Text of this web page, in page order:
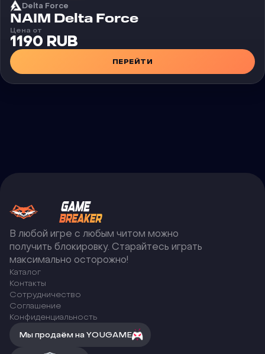
Delta Force
Чит
NAIM Delta Force
Цена от
1190 RUB
ПЕРЕЙТИ
В любой игре с любым читом можно
получить блокировку. Старайтесь играть
максимально осторожно!
Каталог
Контакты
Сотрудничество
Соглашение
Конфиденциальность
Мы продаём на YOUGAME